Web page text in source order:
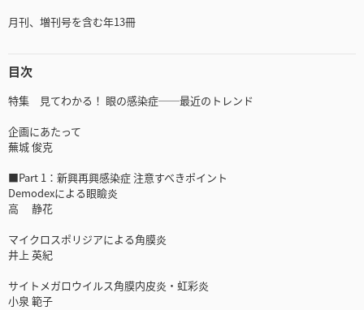
月刊、増刊号を含む年13冊
目次
特集 見てわかる！ 眼の感染症──最近のトレンド
企画にあたって
蕪城 俊克
■Part 1：新興再興感染症 注意すべきポイント
Demodexによる眼瞼炎
高 静花
マイクロスポリジアによる角膜炎
井上 英紀
サイトメガロウイルス角膜内皮炎・虹彩炎
小泉 範子